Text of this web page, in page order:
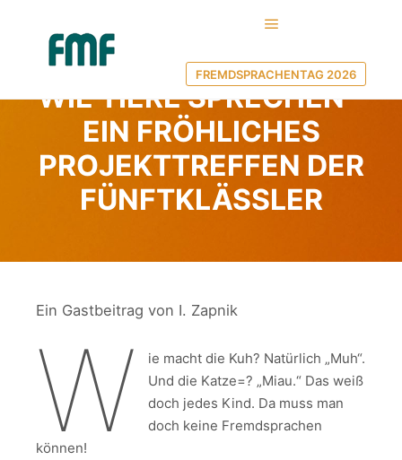
FREMDSPRACHENTAG 2026
4. April 2015
WIE TIERE SPRECHEN –
EIN FRÖHLICHES
PROJEKTTREFFEN DER
FÜNFTKLÄSSLER
Ein Gastbeitrag von I. Zapnik
W
ie macht die Kuh? Natürlich „Muh“.
Und die Katze=? „Miau.“ Das weiß
doch jedes Kind. Da muss man
doch keine Fremdsprachen
können!